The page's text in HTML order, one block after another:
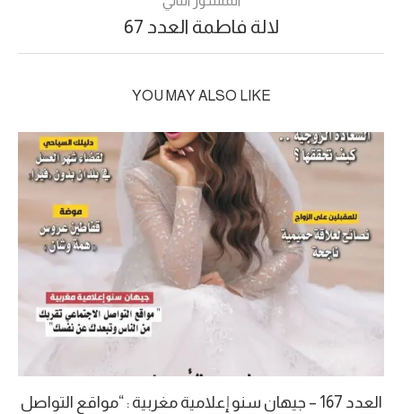
لالة فاطمة العدد 67
YOU MAY ALSO LIKE
العدد 167 – جيهان سنو إعلامية مغربية : “مواقع التواصل